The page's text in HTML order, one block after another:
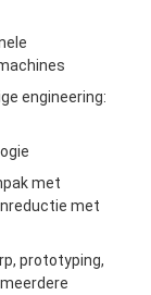
engineering:
met
met
prototyping,